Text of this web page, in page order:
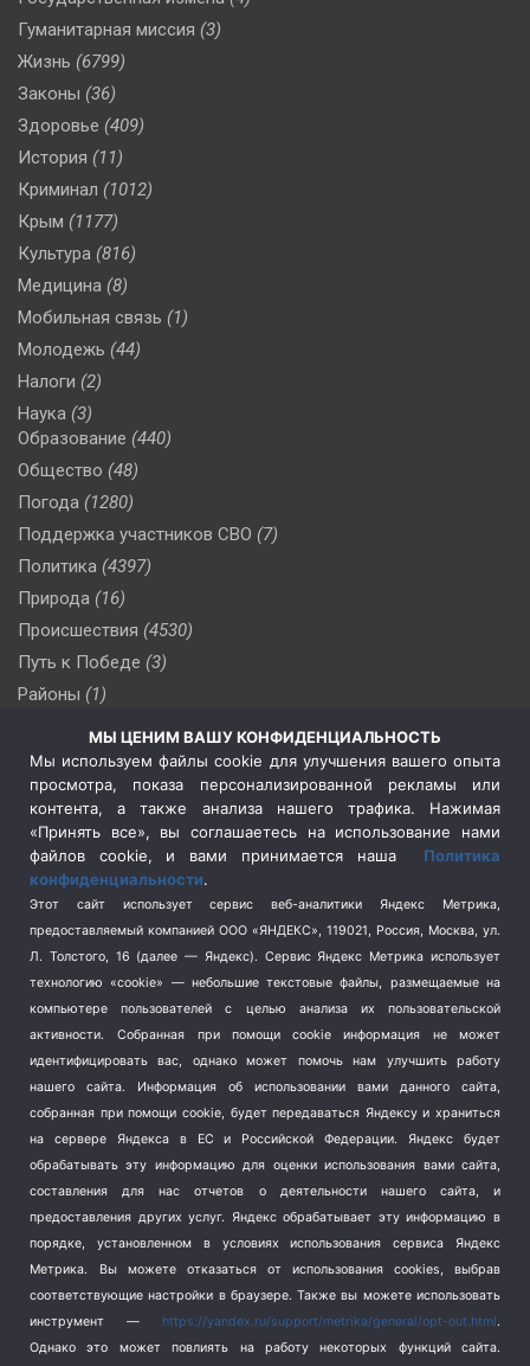
Гуманитарная миссия (3)
Жизнь (6799)
Законы (36)
Здоровье (409)
История (11)
Криминал (1012)
Крым (1177)
Культура (816)
Медицина (8)
Мобильная связь (1)
Молодежь (44)
Налоги (2)
Наука (3)
Образование (440)
Общество (48)
Погода (1280)
Поддержка участников СВО (7)
Политика (4397)
Природа (16)
Происшествия (4530)
Путь к Победе (3)
Районы (1)
(510)
Сельское хозяйство (3)
Социальная политика
(3)
Спецоперация в Украине
Спецоперация на Украине
(404)
Спорт (740)
Терроризм (1)
Транспорт (262)
Туризм (178)
Школа и спорт (2)
Экология (8)
Экономика (1172)
МЫ ЦЕНИМ ВАШУ КОНФИДЕНЦИАЛЬНОСТЬ
Мы используем файлы cookie для улучшения вашего опыта
просмотра, показа персонализированной рекламы или
контента, а также анализа нашего трафика. Нажимая
«Принять все», вы соглашаетесь на использование нами
файлов cookie, и вами принимается наша Политика
конфиденциальности.
Этот сайт использует сервис веб-аналитики Яндекс Метрика,
предоставляемый компанией ООО «ЯНДЕКС», 119021, Россия, Москва, ул.
Л. Толстого, 16 (далее — Яндекс). Сервис Яндекс Метрика использует
технологию «cookie» — небольшие текстовые файлы, размещаемые на
компьютере пользователей с целью анализа их пользовательской
активности.
Собранная при помощи cookie информация не может
идентифицировать вас, однако может помочь нам улучшить работу
нашего сайта. Информация об использовании вами данного сайта,
собранная при помощи cookie, будет передаваться Яндексу и храниться
на сервере Яндекса в ЕС и Российской Федерации. Яндекс будет
обрабатывать эту информацию для оценки использования вами сайта,
составления для нас отчетов о деятельности нашего сайта, и
предоставления других услуг. Яндекс обрабатывает эту информацию в
порядке, установленном в условиях использования сервиса Яндекс
Метрика.
Вы можете отказаться от использования cookies, выбрав
соответствующие настройки в браузере. Также вы можете использовать
инструмент — https://yandex.ru/support/metrika/general/opt-out.html.
Однако это может повлиять на работу некоторых функций сайта.